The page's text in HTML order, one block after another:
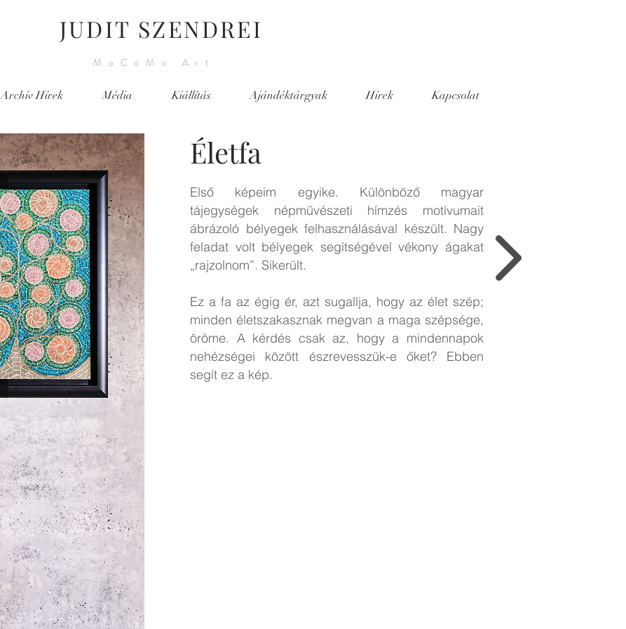
JUDIT SZENDREI
MoCoMo Art
Archív Hírek Média Kiállítás Ajándéktárgyak Hírek Kapcsolat
Életfa
Első képeim egyike. Különböző magyar
tájegységek népművészeti hímzés motívumait
ábrázoló bélyegek felhasználásával készült. Nagy
feladat volt bélyegek segítségével vékony ágakat
„rajzolnom”. Sikerült.
Ez a fa az égig ér, azt sugallja, hogy az élet szép;
minden életszakasznak megvan a maga szépsége,
öröme. A kérdés csak az, hogy a mindennapok
nehézségei között észrevesszük-e őket? Ebben
segít ez a kép.